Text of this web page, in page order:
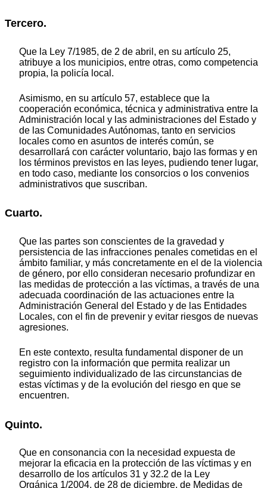
Tercero.
Que la Ley 7/1985, de 2 de abril, en su artículo 25,
atribuye a los municipios, entre otras, como competencia
propia, la policía local.
Asimismo, en su artículo 57, establece que la
cooperación económica, técnica y administrativa entre la
Administración local y las administraciones del Estado y
de las Comunidades Autónomas, tanto en servicios
locales como en asuntos de interés común, se
desarrollará con carácter voluntario, bajo las formas y en
los términos previstos en las leyes, pudiendo tener lugar,
en todo caso, mediante los consorcios o los convenios
administrativos que suscriban.
Cuarto.
Que las partes son conscientes de la gravedad y
persistencia de las infracciones penales cometidas en el
ámbito familiar, y más concretamente en el de la violencia
de género, por ello consideran necesario profundizar en
las medidas de protección a las víctimas, a través de una
adecuada coordinación de las actuaciones entre la
Administración General del Estado y de las Entidades
Locales, con el fin de prevenir y evitar riesgos de nuevas
agresiones.
En este contexto, resulta fundamental disponer de un
registro con la información que permita realizar un
seguimiento individualizado de las circunstancias de
estas víctimas y de la evolución del riesgo en que se
encuentren.
Quinto.
Que en consonancia con la necesidad expuesta de
mejorar la eficacia en la protección de las víctimas y en
desarrollo de los artículos 31 y 32.2 de la Ley
Orgánica 1/2004, de 28 de diciembre, de Medidas de